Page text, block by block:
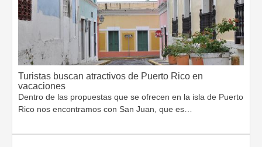
Turistas buscan atractivos de Puerto Rico en
vacaciones
Dentro de las propuestas que se ofrecen en la isla de Puerto
Rico nos encontramos con San Juan, que es…